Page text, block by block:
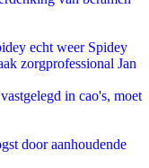
echt weer Spidey
zorgprofessional Jan
in cao's, moet
door aanhoudende